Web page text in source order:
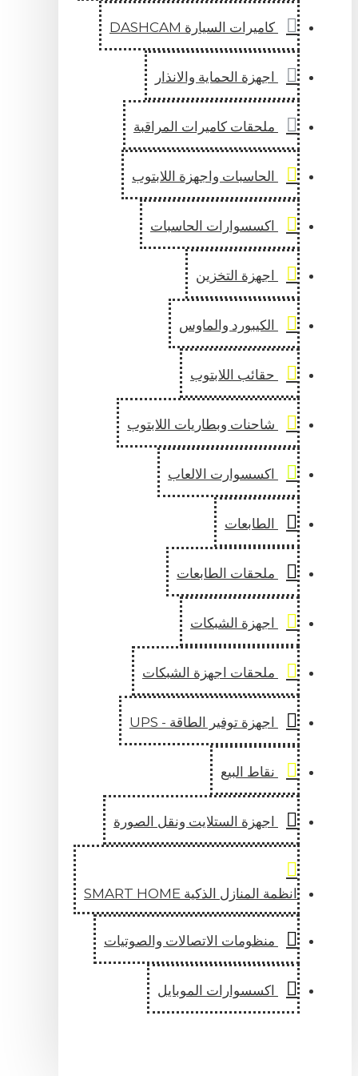
كاميرات السيارة DASHCAM
اجهزة الحماية والانذار
ملحقات كاميرات المراقبة
الحاسبات واجهزة اللابتوب
اكسسوارات الحاسبات
اجهزة التخزين
الكيبورد والماوس
حقائب اللابتوب
شاحنات وبطاريات اللابتوب
اكسسوارت الالعاب
الطابعات
ملحقات الطابعات
اجهزة الشبكات
ملحقات اجهزة الشبكات
اجهزة توفير الطاقة - UPS
نقاط البيع
اجهزة الستلايت ونقل الصورة
انظمة المنازل الذكية SMART HOME
منظومات الاتصالات والصوتيات
اكسسوارات الموبايل